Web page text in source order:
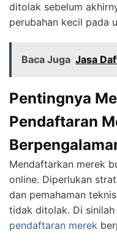
ditolak sebelum
perubahan kecil pada
Baca Juga Jasa
Pentingnya
Pendaftaran
Mendaftarkan merek
online. Diperlukan
dan pemahaman
tidak ditolak. Di
pendaftaran merek